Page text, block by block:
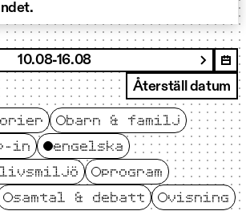
10.08-16.08
Nästa
Återställ datum
barn & familj
in
engelska
program
samtal & debatt visning